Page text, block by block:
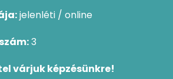
jelenléti / online
3
várjuk képzésünkre!